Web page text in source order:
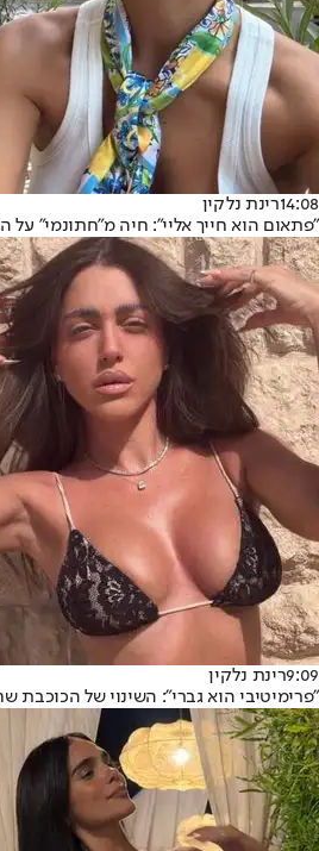
14:08רינת נלקין
"פתאום הוא חייך אליי": חיה מ"חתונמי" על
9:09רינת נלקין
"פרימיטיבי הוא גברי": השינוי של הכוכבת